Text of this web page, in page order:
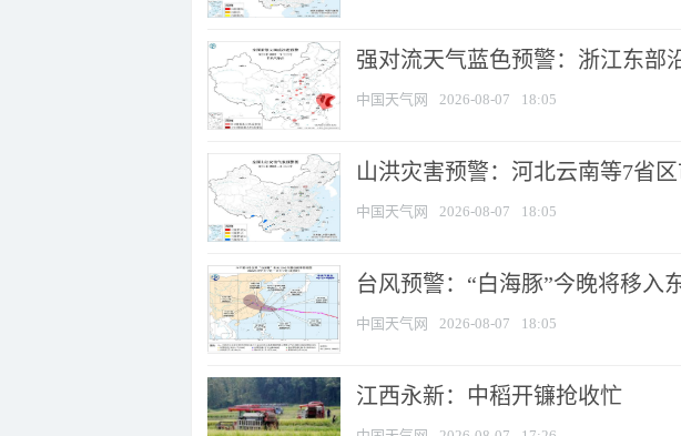
强对流天气蓝色预警：浙江东部
中国天气网 2026-08-07 18:05
山洪灾害预警：河北云南等7省
中国天气网 2026-08-07 18:05
台风预警：“白海豚”今晚将移入
中国天气网 2026-08-07 18:05
江西永新：中稻开镰抢收忙